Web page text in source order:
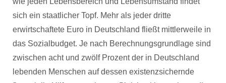
sich ein staatlicher Topf. Mehr als jeder dritte
erwirtschaftete Euro in Deutschland fließt mittlerweile in
das Sozialbudget. Je nach Berechnungsgrundlage sind
zwischen acht und zwölf Prozent der in Deutschland
lebenden Menschen auf dessen existenzsichernde